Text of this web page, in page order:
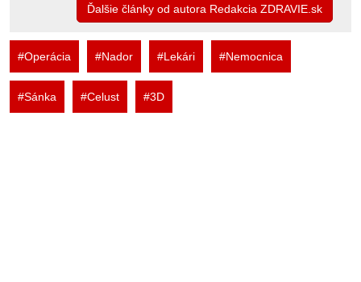
Ďalšie články od autora Redakcia ZDRAVIE.sk
#Operácia #Nador #Lekári #Nemocnica
#Sánka #Celust #3D